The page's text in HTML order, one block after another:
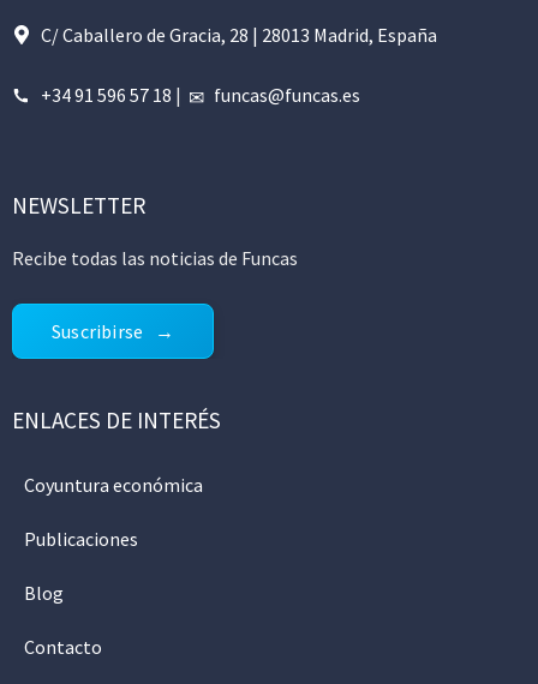
C/ Caballero de Gracia, 28 | 28013 Madrid, España
+34 91 596 57 18 | funcas@funcas.es
NEWSLETTER
Recibe todas las noticias de Funcas
Suscribirse
ENLACES DE INTERÉS
Coyuntura económica
Publicaciones
Blog
Contacto